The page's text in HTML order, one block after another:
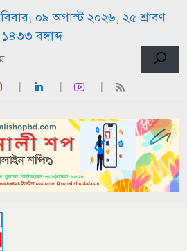
০৯ অগাস্ট ২০২৬, ২৫ শ্রাবণ
১৪৩৩ বঙ্গাব্দ